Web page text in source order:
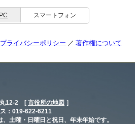
PC スマートフォン
プライバシーポリシー 著作権について
丸12-2 [ 市役所の地図 ］
：019-622-6211
土曜・日曜日と祝日、年末年始です。